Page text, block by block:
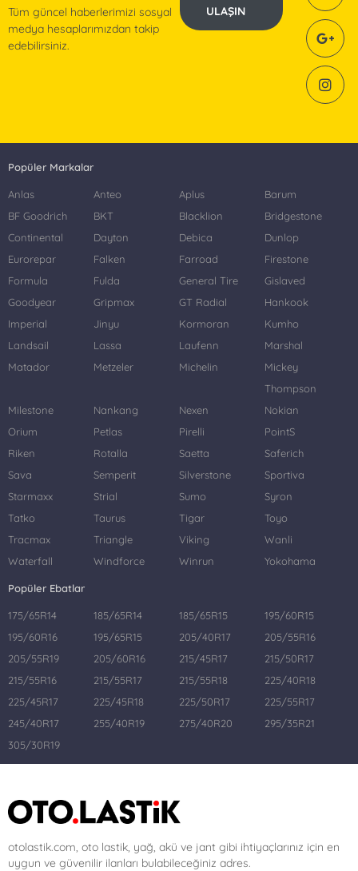
Tüm güncel haberlerimizi sosyal
medya hesaplarımızdan takip
edebilirsiniz.
ULAŞIN
Popüler Markalar
Anlas Anteo Aplus
Barum
BF Goodrich
BKT Blacklion
Bridgestone
Continental
Dayton Debica
Dunlop
Eurorepar
Falken Farroad
Firestone
Formula
Fulda General Tire
Gislaved
Goodyear
Gripmax GT Radial
Hankook
Imperial
Jinyu Kormoran
Kumho
Landsail
Lassa Laufenn
Marshal
Matador
Metzeler Michelin
Mickey
Thompson
Milestone
Nankang Nexen
Nokian
Orium
Petlas Pirelli
PointS
Riken
Rotalla Saetta
Saferich
Sava
Semperit Silverstone
Sportiva
Starmaxx
Strial Sumo
Syron
Tatko
Taurus Tigar
Toyo
Tracmax
Triangle Viking
Wanli
Waterfall
Windforce Winrun Yokohama
Popüler Ebatlar
175/65R14 185/65R14 185/65R15
195/60R15
195/60R16
195/65R15 205/40R17
205/55R16
205/55R19
205/60R16 215/45R17
215/50R17
215/55R16
215/55R17 215/55R18
225/40R18
225/45R17
225/45R18 225/50R17
225/55R17
245/40R17
255/40R19 275/40R20
295/35R21
305/30R19
otolastik.com, oto lastik, yağ, akü ve jant gibi ihtiyaçlarınız için en
uygun ve güvenilir ilanları bulabileceğiniz adres.